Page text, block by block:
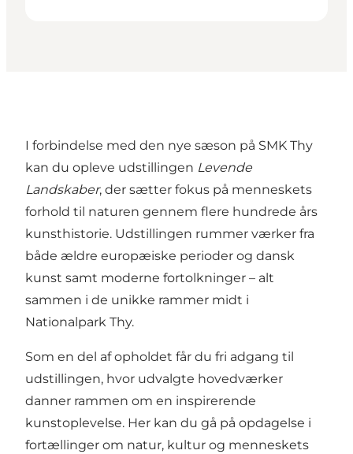
I forbindelse med den nye sæson på SMK Thy
kan du opleve udstillingen Levende
Landskaber, der sætter fokus på menneskets
forhold til naturen gennem flere hundrede års
kunsthistorie. Udstillingen rummer værker fra
både ældre europæiske perioder og dansk
kunst samt moderne fortolkninger – alt
sammen i de unikke rammer midt i
Nationalpark Thy.
Som en del af opholdet får du fri adgang til
udstillingen, hvor udvalgte hovedværker
danner rammen om en inspirerende
kunstoplevelse. Her kan du gå på opdagelse i
fortællinger om natur, kultur og menneskets